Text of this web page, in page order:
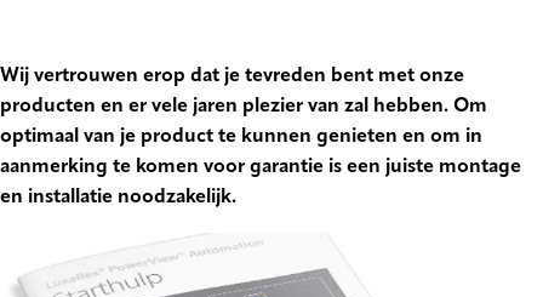
Wij vertrouwen erop dat je tevreden bent met onze
producten en er vele jaren plezier van zal hebben. Om
optimaal van je product te kunnen genieten en om in
aanmerking te komen voor garantie is een juiste montage
en installatie noodzakelijk.